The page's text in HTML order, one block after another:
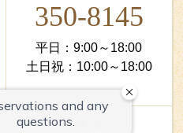
350-8145
平日：9:00～18:00
土日祝：10:00～18:00